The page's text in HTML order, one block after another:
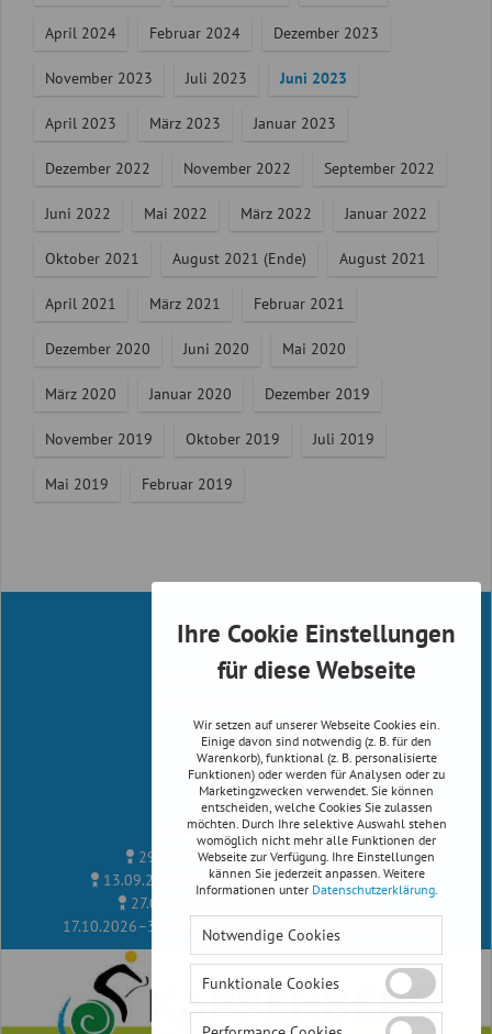
April 2024 Februar 2024 Dezember 2023
November 2023 Juli 2023 Juni 2023
April 2023 März 2023 Januar 2023
Dezember 2022 November 2022 September 2022
Juni 2022 Mai 2022 März 2022 Januar 2022
Oktober 2021 August 2021 (Ende) August 2021
April 2021 März 2021 Februar 2021
Dezember 2020 Juni 2020 Mai 2020
März 2020 Januar 2020 Dezember 2019
November 2019 Oktober 2019 Juli 2019
Mai 2019 Februar 2019
Infos
Impressum
Datenschutz & Cookies
Reiserichtlinien
AGB
Newsletter
Facebook
Unsere Radreise Termine
29.08.2026–12.09.2026 Albanien
13.09.2026–27.09.2026 Kythira, Peloponnes
27.09.2026–11.10.2026
17.10.2026–31.10.2026
Kreta West - die weißen Berge
Ihre Cookie Einstellungen
für diese Webseite
Wir setzen auf unserer Webseite Cookies ein.
Einige davon sind notwendig (z. B. für den
Warenkorb), funktional (z. B. personalisierte
Funktionen) oder werden für Analysen oder zu
Marketingzwecken verwendet. Sie können
entscheiden, welche Cookies Sie zulassen
möchten. Durch Ihre selektive Auswahl stehen
womöglich nicht mehr alle Funktionen der
Webseite zur Verfügung. Ihre Einstellungen
kännen Sie jederzeit anpassen. Weitere
Informationen unter Datenschutzerklärung.
Notwendige Cookies
Funktionale Cookies